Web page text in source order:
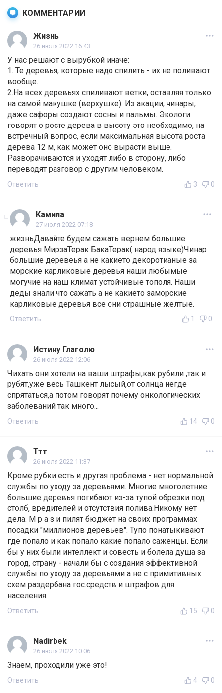
КОММЕНТАРИИ
Жизнь
26 июля 2022 16:43
У нас решают с вырубкой иначе:
1. Те деревья, которые надо спилить - их не поливают
вообще.
2.На всех деревьях спиливают ветки, оставляя только
на самой макушке (верхушке). Из акации, чинары,
даже сафоры создают сосны и пальмы. Экологи
говорят о росте дерева в высоту это необходимо, на
встречный вопрос, если максимальная высота роста
дерева 12 м, как может оно вырасти выше.
Разворачиваются и уходят либо в сторону, либо
переводят разговор с другим человеком.
Ответить 3 0
Камила
27 июля 2022 07:18
жизньДавайте будем сажать вернем большие
деревья МирзаТерак БакаТерак( народ языке)Чинар
большие деревеья а не какието декоротианые за
морские карликовые деревья наши любымые
могучие на наш климат устойчивые тополя. Наши
деды знали что сажать а не какието заморские
карликовые деревья все они страшные желтые.
Ответить 1 0
Истину Глаголю
26 июля 2022 12:06
Чихать они хотели на ваши штрафы,как рубили ,так и
рубят,уже весь Ташкент лысый,от солнца негде
спрятаться,а потом говорят почему онкологических
заболеваний так много...
Ответить 14 0
Ттт
26 июля 2022 11:37
Кроме рубки есть и другая проблема - нет нормальной
службы по уходу за деревьями. Многие многолетние
большие деревья погибают из-за тупой обрезки под
столб, вредителей и отсутствия полива.Никому нет
дела. М р а з и пилят бюджет на своих программах
посадки "миллионов деревьев". Тупо понатыкивают
где попало и как попало какие попало саженцы. Если
бы у них были интеллект и совесть и болела душа за
город, страну - начали бы с создания эффективной
службы по уходу за деревьями а не с примитивных
схем раздербана гос.средств и штрафов для
населения.
Ответить 15 0
Nadirbek
26 июля 2022 10:06
Знаем, проходили уже это!
Ответить 4 0